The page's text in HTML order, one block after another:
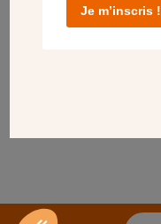
Je m’inscris !